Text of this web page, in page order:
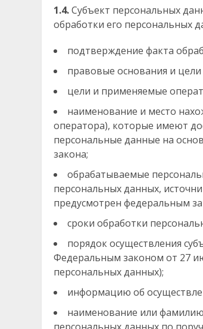
1.4.Субъект персональных
обработки его персональных
подтверждение факта
правовые основания и
цели и применяемые
наименование и место
оператора), которые имеют
персональные данные на
закона;
обрабатываемые
персональных данных,
предусмотрен федеральным
сроки обработки
порядок осуществления
Федеральным законом от 27
персональных данных);
информацию об
наименование или